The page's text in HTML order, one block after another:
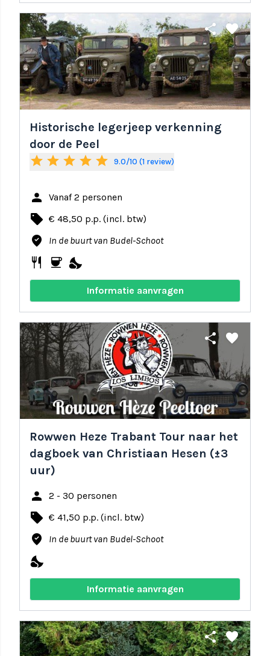
share favorite
Historische legerjeep verkenning
door de Peel
star star star star star 9.0/10 (1 review)
person Vanaf 2 personen
local_offer € 48,50 p.p. (incl. btw)
where_to_vote In de buurt van Budel-Schoot
restaurant coffee nights_stay
Informatie aanvragen
share favorite
Rowwen Heze Trabant Tour naar het
dagboek van Christiaan Hesen (±3
uur)
person 2 - 30 personen
local_offer € 41,50 p.p. (incl. btw)
where_to_vote In de buurt van Budel-Schoot
nights_stay
Informatie aanvragen
share favorite